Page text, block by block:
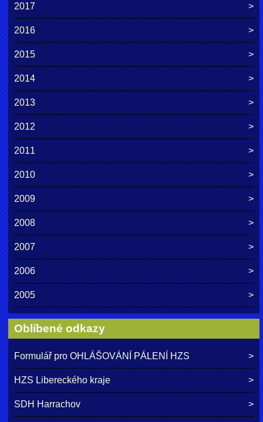
2017
2016
2015
2014
2013
2012
2011
2010
2009
2008
2007
2006
2005
Oblíbené odkazy
Formulář pro OHLÁŠOVÁNÍ PÁLENÍ HZS
HZS Libereckého kraje
SDH Harrachov